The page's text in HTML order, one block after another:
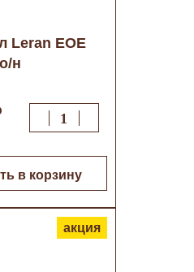
Leran EOE
н
в корзину
акция